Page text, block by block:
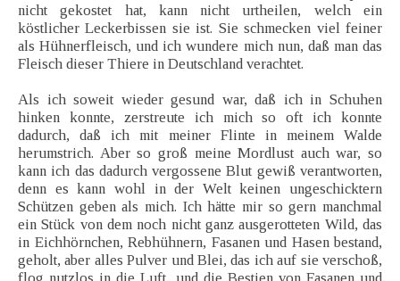
nicht gekostet hat, kann nicht urtheilen, welch ein
köstlicher Leckerbissen sie ist. Sie schmecken viel feiner
als Hühnerfleisch, und ich wundere mich nun, daß man das
Fleisch dieser Thiere in Deutschland verachtet.
Als ich soweit wieder gesund war, daß ich in Schuhen
hinken konnte, zerstreute ich mich so oft ich konnte
dadurch, daß ich mit meiner Flinte in meinem Walde
herumstrich. Aber so groß meine Mordlust auch war, so
kann ich das dadurch vergossene Blut gewiß verantworten,
denn es kann wohl in der Welt keinen ungeschicktern
Schützen geben als mich. Ich hätte mir so gern manchmal
ein Stück von dem noch nicht ganz ausgerotteten Wild, das
in Eichhörnchen, Rebhühnern, Fasanen und Hasen bestand,
geholt, aber alles Pulver und Blei, das ich auf sie verschoß,